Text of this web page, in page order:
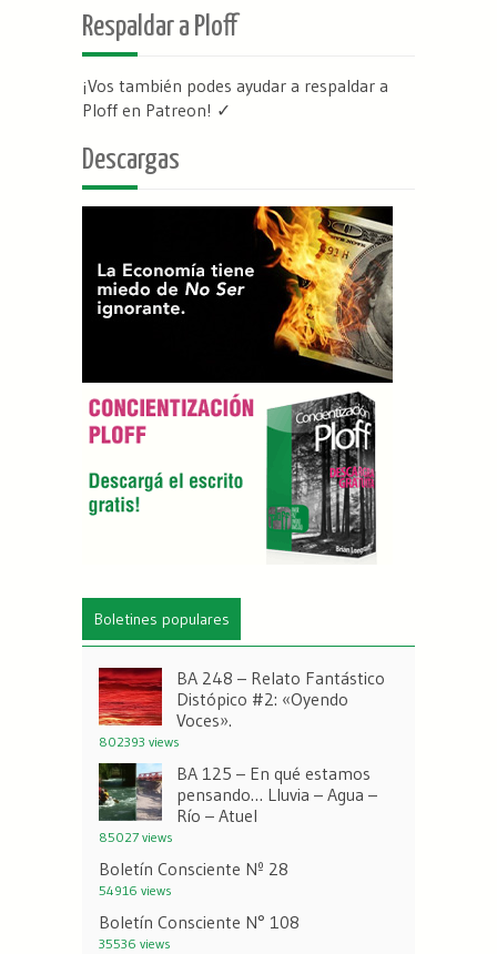
Respaldar a Ploff
¡Vos también podes ayudar a respaldar a
Ploff en Patreon! ✓
Descargas
Boletines populares
BA 248 – Relato Fantástico
Distópico #2: «Oyendo
Voces».
802393 views
BA 125 – En qué estamos
pensando… Lluvia – Agua –
Río – Atuel
85027 views
Boletín Consciente Nº 28
54916 views
Boletín Consciente N° 108
35536 views